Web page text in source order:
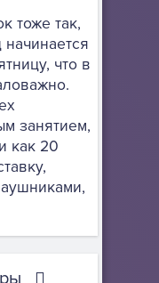
тоже так,
что в
занятием,
как 20